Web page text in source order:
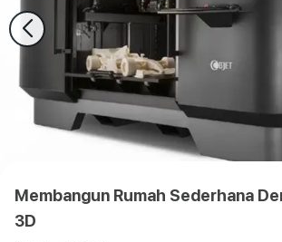
Membangun Rumah Sederhana
3D